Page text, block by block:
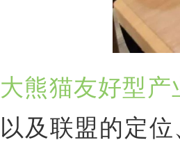
大熊猫友好型产
以及联盟的定